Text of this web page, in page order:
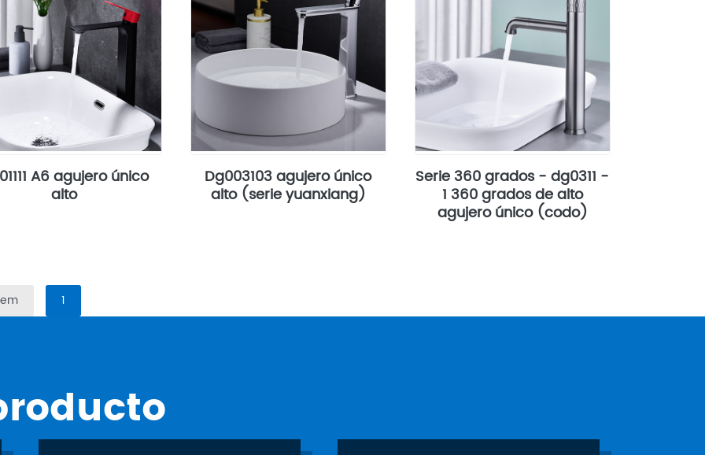
A6 agujero único
alto
Dg003103 agujero único
alto (serie yuanxiang)
Serie 360 grados - dg0311 -
1 360 grados de alto
agujero único (codo)
1